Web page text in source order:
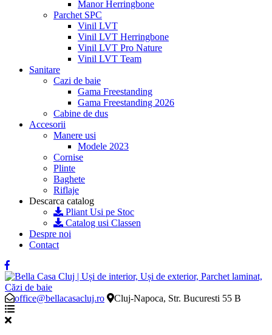
Manor Herringbone
Parchet SPC
Vinil LVT
Vinil LVT Herringbone
Vinil LVT Pro Nature
Vinil LVT Team
Sanitare
Cazi de baie
Gama Freestanding
Gama Freestanding 2026
Cabine de dus
Accesorii
Manere usi
Modele 2023
Cornise
Plinte
Baghete
Riflaje
Descarca catalog
Pliant Usi pe Stoc
Catalog usi Classen
Despre noi
Contact
office@bellacasacluj.ro Cluj-Napoca, Str. Bucuresti 55 B